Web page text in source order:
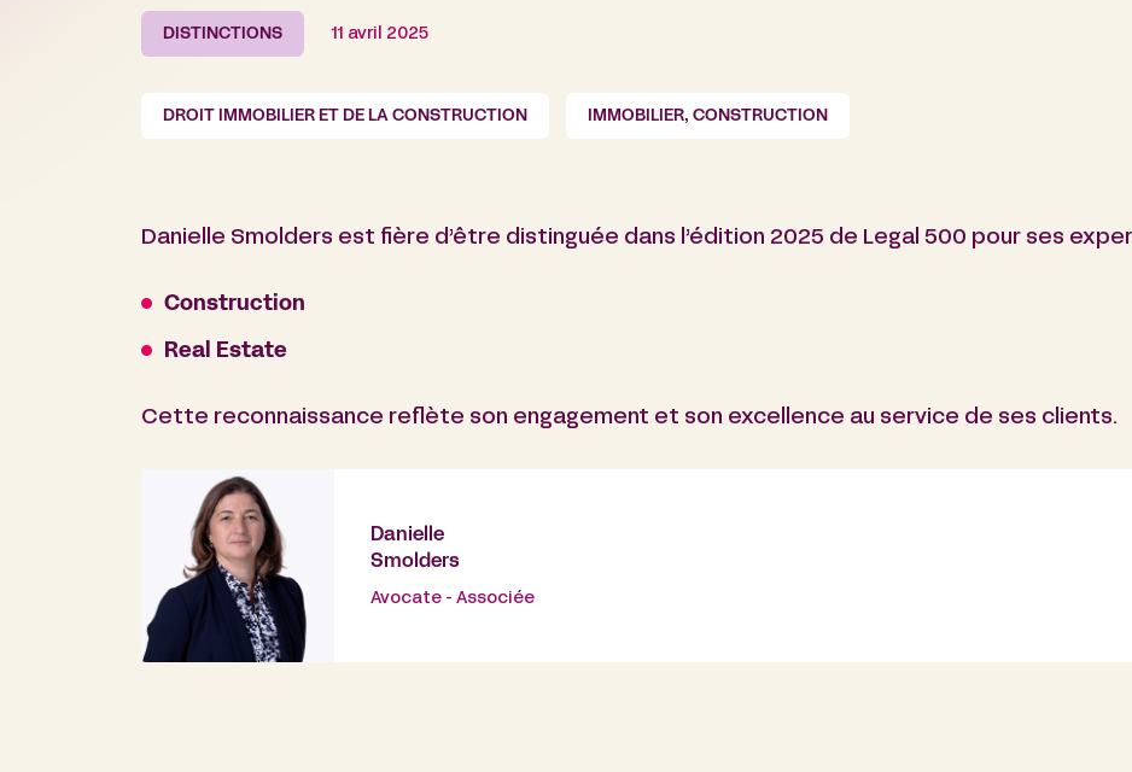
DISTINCTIONS 11 avril 2025
DROIT IMMOBILIER ET DE LA CONSTRUCTION IMMOBILIER, CONSTRUCTION
Danielle Smolders est fière d’être distinguée dans l’édition 2025 de Legal 500 pour ses
Construction
Real Estate
Cette reconnaissance reflète son engagement et son excellence au service de ses clients.
Danielle
Smolders
Avocate - Associée